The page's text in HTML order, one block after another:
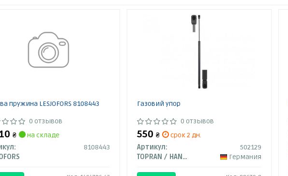
пружина LESJOFORS 8108443
0 отзывов
₴
на складе
8108443
Газовий упор
0 отзывов
550 ₴
срок 2 дн.
Артикул:
502129
TOPRAN / HANS PRIES
Германия